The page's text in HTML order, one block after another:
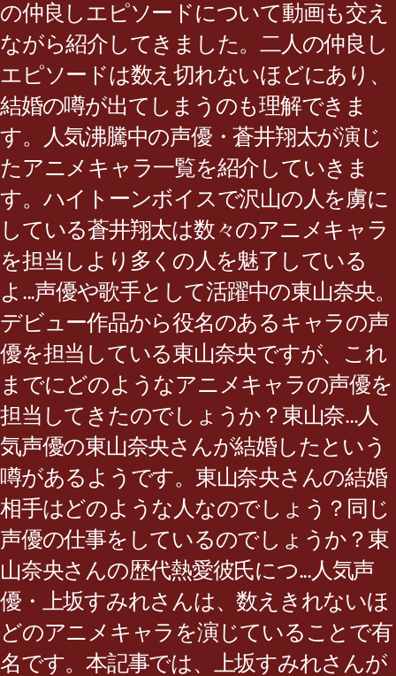
の仲良しエピソードについて動画も交え
ながら紹介してきました。二人の仲良し
エピソードは数え切れないほどにあり、
結婚の噂が出てしまうのも理解できま
す。人気沸騰中の声優・蒼井翔太が演じ
たアニメキャラ一覧を紹介していきま
す。ハイトーンボイスで沢山の人を虜に
している蒼井翔太は数々のアニメキャラ
を担当しより多くの人を魅了している
よ...声優や歌手として活躍中の東山奈央。
デビュー作品から役名のあるキャラの声
優を担当している東山奈央ですが、これ
までにどのようなアニメキャラの声優を
担当してきたのでしょうか？東山奈...人
気声優の東山奈央さんが結婚したという
噂があるようです。東山奈央さんの結婚
相手はどのような人なのでしょう？同じ
声優の仕事をしているのでしょうか？東
山奈央さんの歴代熱愛彼氏につ...人気声
優・上坂すみれさんは、数えきれないほ
どのアニメキャラを演じていることで有
名です。本記事では、上坂すみれさんが